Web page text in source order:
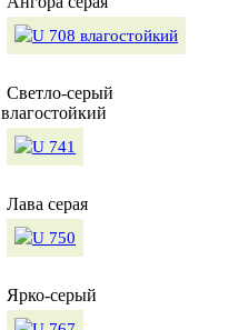
Светло-серый
влагостойкий
Лава серая
Ярко-серый